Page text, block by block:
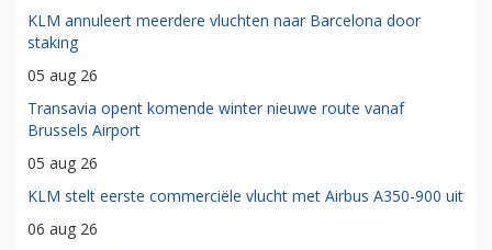
KLM annuleert meerdere vluchten naar Barcelona door
staking
05 aug 26
Transavia opent komende winter nieuwe route vanaf
Brussels Airport
05 aug 26
KLM stelt eerste commerciële vlucht met Airbus A350-900 uit
06 aug 26